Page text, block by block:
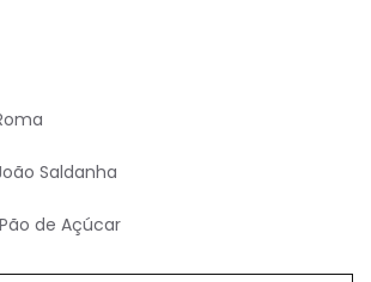
Saldanha
de Açúcar